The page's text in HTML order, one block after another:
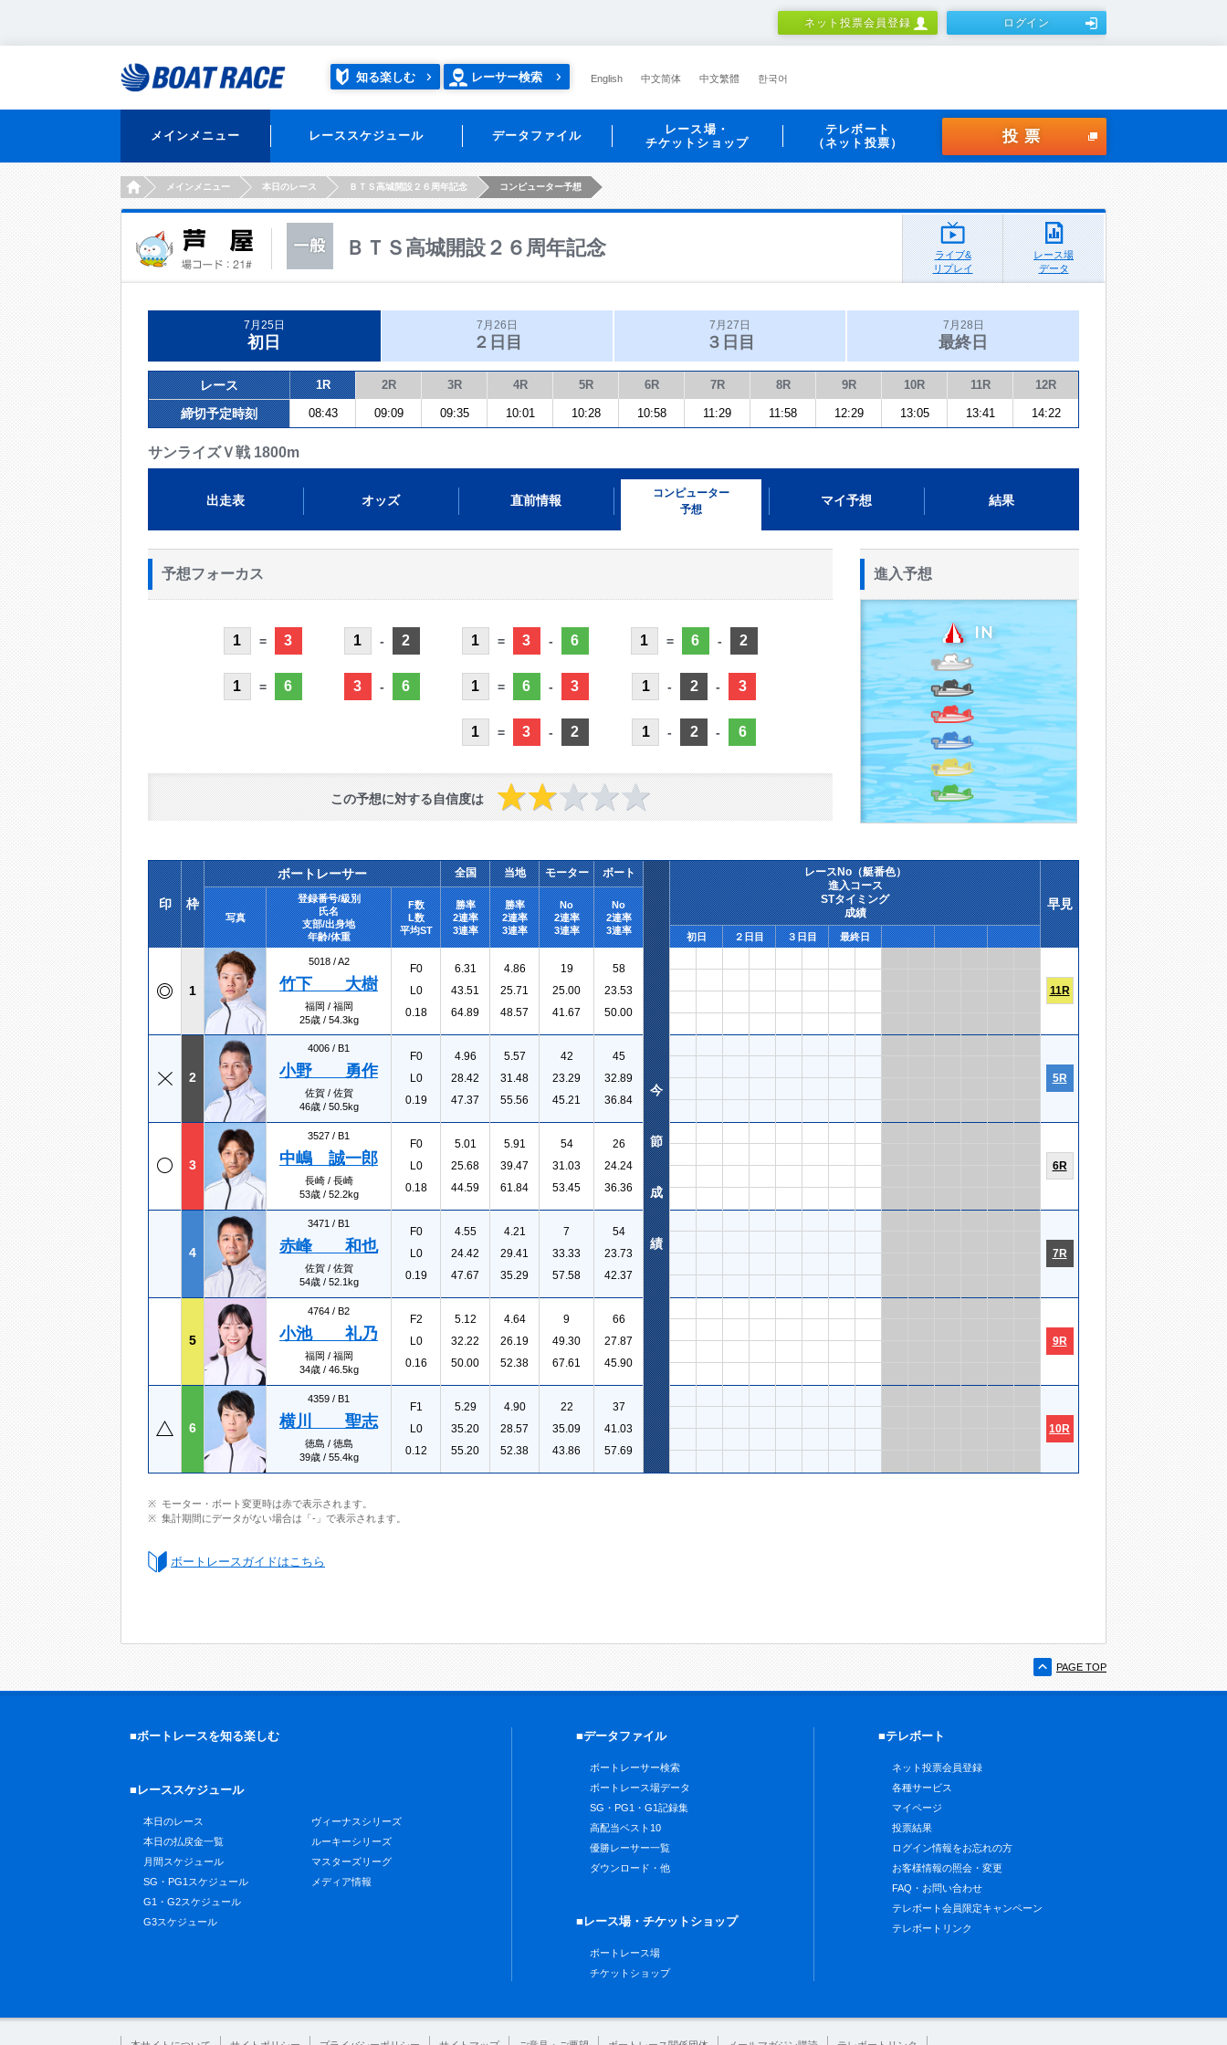
ネット投票会員登録 ログイン
知る楽しむ レーサー検索 English 中文简体 中文繁體 한국어
メインメニュー レーススケジュール データファイル
レース場・
チケットショップ
テレボート
（ネット投票）
投票
HOMEメインメニュー 本日のレース ＢＴＳ高城開設２６周年記念 コンピューター予想
ＢＴＳ高城開設２６周年記念
ライブ&
リプレイ
レース場
データ
7月25日
初日
7月26日
２日目
7月27日
３日目
7月28日
最終日
レース 1R 2R 3R 4R 5R 6R 7R 8R 9R 10R 11R 12R
締切予定時刻 08:43 09:09 09:35 10:01 10:28 10:58 11:29 11:58 12:29 13:05 13:41 14:22
サンライズＶ戦 1800m
出走表 オッズ 直前情報
コンピューター
予想
マイ予想 結果
予想フォーカス
1 = 3
1 = 6
1 - 2
3 - 6
1 = 3 - 6
1 = 6 - 3
1 = 3 - 2
1 = 6 - 2
1 - 2 - 3
1 - 2 - 6
この予想に対する自信度は
進入予想
印 枠
ボートレーサー 全国 当地 モーター ボート
レースNo（艇番色）
進入コース
STタイミング
成績
早見
写真
登録番号/級別
氏名
支部/出身地
年齢/体重
F数
L数
平均ST
勝率
2連率
3連率
勝率
2連率
3連率
No
2連率
3連率
No
2連率
3連率
初日 ２日目 ３日目 最終日
1
5018 /A2
竹下 大樹
福岡 / 福岡
25歳 / 54.3kg
F0
L0
0.18
6.31
43.51
64.89
4.86
25.71
48.57
19
25.00
41.67
58
23.53
50.00
11R
2
4006 / B1
小野 勇作
佐賀 / 佐賀
46歳 / 50.5kg
F0
L0
0.19
4.96
28.42
47.37
5.57
31.48
55.56
42
23.29
45.21
45
32.89
36.84
5R
3
3527 / B1
中嶋 誠一郎
長崎 / 長崎
53歳 / 52.2kg
F0
L0
0.18
5.01
25.68
44.59
5.91
39.47
61.84
54
31.03
53.45
26
24.24
36.36
6R
4
3471 / B1
赤峰 和也
佐賀 / 佐賀
54歳 / 52.1kg
F0
L0
0.19
4.55
24.42
47.67
4.21
29.41
35.29
7
33.33
57.58
54
23.73
42.37
7R
5
4764 / B2
小池 礼乃
福岡 / 福岡
34歳 / 46.5kg
F2
L0
0.16
5.12
32.22
50.00
4.64
26.19
52.38
9
49.30
67.61
66
27.87
45.90
9R
6
4359 / B1
横川 聖志
徳島 / 徳島
39歳 / 55.4kg
F1
L0
0.12
5.29
35.20
55.20
4.90
28.57
52.38
22
35.09
43.86
37
41.03
57.69
10R
今
節
成
績
モーター・ボート変更時は赤で表示されます。
集計期間にデータがない場合は「-」で表示されます。
ボートレースガイドはこちら
PAGE TOP
■ボートレースを知る楽しむ
■レーススケジュール
本日のレース
本日の払戻金一覧
月間スケジュール
SG・PG1スケジュール
G1・G2スケジュール
G3スケジュール
ヴィーナスシリーズ
ルーキーシリーズ
マスターズリーグ
メディア情報
■データファイル
ボートレーサー検索
ボートレース場データ
SG・PG1・G1記録集
高配当ベスト10
優勝レーサー一覧
ダウンロード・他
■レース場・チケットショップ
ボートレース場
チケットショップ
■テレボート
ネット投票会員登録
各種サービス
マイページ
投票結果
ログイン情報をお忘れの方
お客様情報の照会・変更
FAQ・お問い合わせ
テレボート会員限定キャンペーン
テレボートリンク